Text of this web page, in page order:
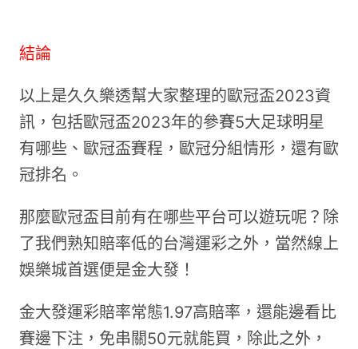
結論
以上是久久樂透幫大家整理的歐冠盃2023資
訊，包括歐冠盃2023年的參賽5大足球明星
有哪些、歐冠盃賽程，歐冠分組情形，還有歐
冠排名。
那麼歐冠盃目前有在哪些平台可以遊玩呢？除
了我們熟知賠率低的台灣運彩之外，當然線上
娛樂城首選便是金大發！
金大發運彩賠率常態1.97高賠率，還能邊看比
賽邊下注，免串關50元就能買，除此之外，